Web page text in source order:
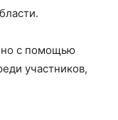
с помощью
участников,